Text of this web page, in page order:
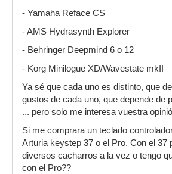
- Yamaha Reface CS
- AMS Hydrasynth Explorer
- Behringer Deepmind 6 o 12
- Korg Minilogue XD/Wavestate mkII
Ya sé que cada uno es distinto, que
gustos de cada uno, que depende de
... pero solo me interesa vuestra
Si me comprara un teclado
Arturia keystep 37 o el Pro. Con el 37
diversos cacharros a la vez o tengo
con el Pro??